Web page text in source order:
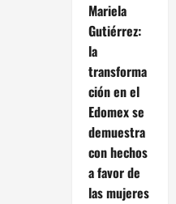
Mariela
Gutiérrez:
la
transforma
ción en el
Edomex se
demuestra
con hechos
a favor de
las mujeres